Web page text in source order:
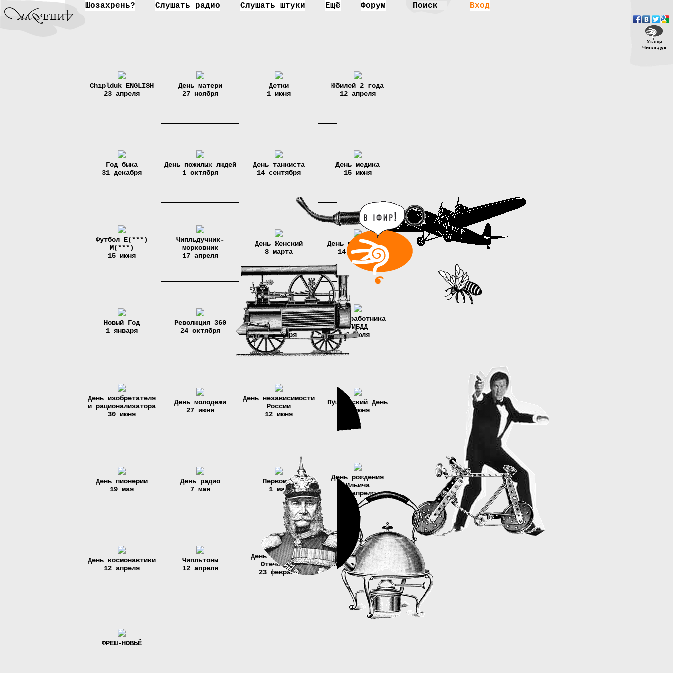
Шозахрень? Слушать радио Слушать штуки Ещё Форум Вход
Утащи
Чипльдук
Chiplduk ENGLISH
23 апреля
День матери
27 ноября
Детки
1 июня
Юбилей 2 года
12 апреля
Год быка
31 декабря
День пожилых людей
1 октября
День танкиста
14 сентября
День медика
15 июня
Футбол Е(***)
М(***)
15 июня
Чипльдучник-
морковник
17 апреля
День Женский
8 марта
День влюбленных
14 февраля
Новый Год
1 января
Революция 360
24 октября
День учителя-
мучителя
5 октября
День работника
ГИБДД
3 июля
День изобретателя
и рационализатора
30 июня
День молодежи
27 июня
День независимости
России
12 июня
Пушкинский День
6 июня
День пионeрии
19 мая
День радио
7 мая
Первомай
1 мая
День рождения
Ильича
22 апреля
День космонавтики
12 апреля
Чипльтоны
12 апреля
День Защитника
Отечества
23 февраля
День шмеля 2010
ФРЕШ-НОВЬЁ